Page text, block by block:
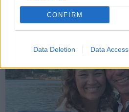
CONFIRM
Data Deletion Data Access
Mest lest siste syv dager